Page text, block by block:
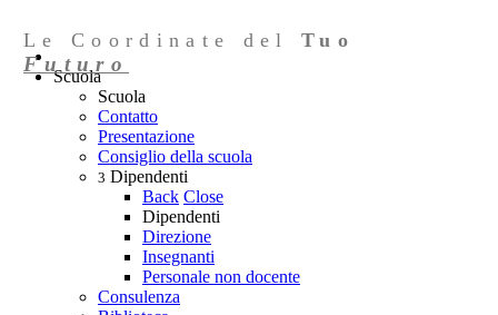
Le Coordinate delTuo
Futuro
Scuola
Scuola
Contatto
Presentazione
Consiglio della scuola
3 Dipendenti
Back Close
Dipendenti
Direzione
Insegnanti
Personale non docente
Consulenza